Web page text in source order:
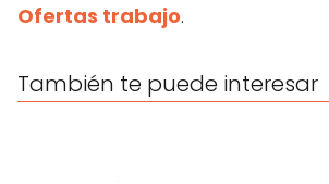
Ofertas trabajo.
También te puede interesar